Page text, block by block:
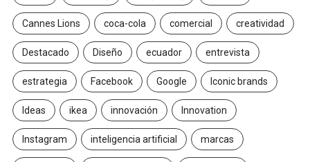
Cannes Lions coca-cola comercial creatividad
Destacado Diseño ecuador entrevista
estrategia Facebook Google Iconic brands
Ideas ikea innovación Innovation
Instagram inteligencia artificial marcas